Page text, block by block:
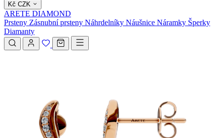
Kč CZK
ARETE DIAMOND
Prsteny Zásnubní prsteny Náhrdelníky Náušnice Náramky Šperky
Diamanty